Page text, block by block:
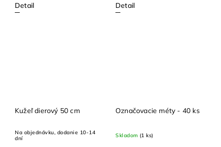
Detail Detail
Kužeľ dierový 50 cm
Na objednávku, dodanie 10-14
dní
Označovacie méty - 40 ks
Skladom (1 ks)